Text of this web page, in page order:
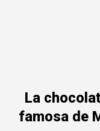
La
famosa de